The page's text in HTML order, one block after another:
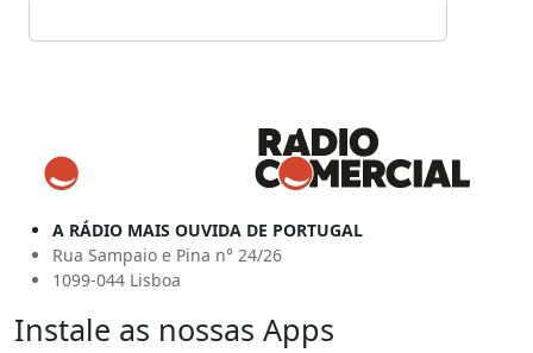
A RÁDIO MAIS OUVIDA DE PORTUGAL
Rua Sampaio e Pina n° 24/26
1099-044 Lisboa
Instale as nossas Apps